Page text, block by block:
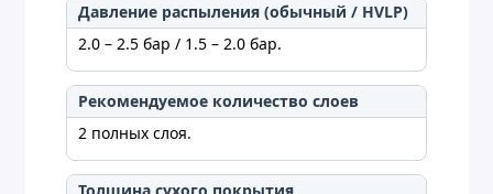
Давление распыления (обычный / HVLP)
2.0 – 2.5 бар / 1.5 – 2.0 бар.
Рекомендуемое количество слоев
2 полных слоя.